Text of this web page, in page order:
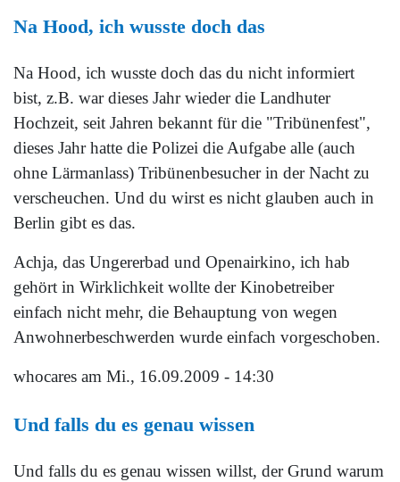
Na Hood, ich wusste doch das
Na Hood, ich wusste doch das du nicht informiert
bist, z.B. war dieses Jahr wieder die Landhuter
Hochzeit, seit Jahren bekannt für die "Tribünenfest",
dieses Jahr hatte die Polizei die Aufgabe alle (auch
ohne Lärmanlass) Tribünenbesucher in der Nacht zu
verscheuchen. Und du wirst es nicht glauben auch in
Berlin gibt es das.
Achja, das Ungererbad und Openairkino, ich hab
gehört in Wirklichkeit wollte der Kinobetreiber
einfach nicht mehr, die Behauptung von wegen
Anwohnerbeschwerden wurde einfach vorgeschoben.
whocares am Mi., 16.09.2009 - 14:30
Und falls du es genau wissen
Und falls du es genau wissen willst, der Grund warum